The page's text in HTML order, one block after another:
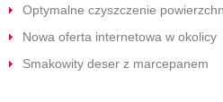
Optymalne czyszczenie
Nowa oferta internetowa w okolicy
Smakowity deser z marcepanem